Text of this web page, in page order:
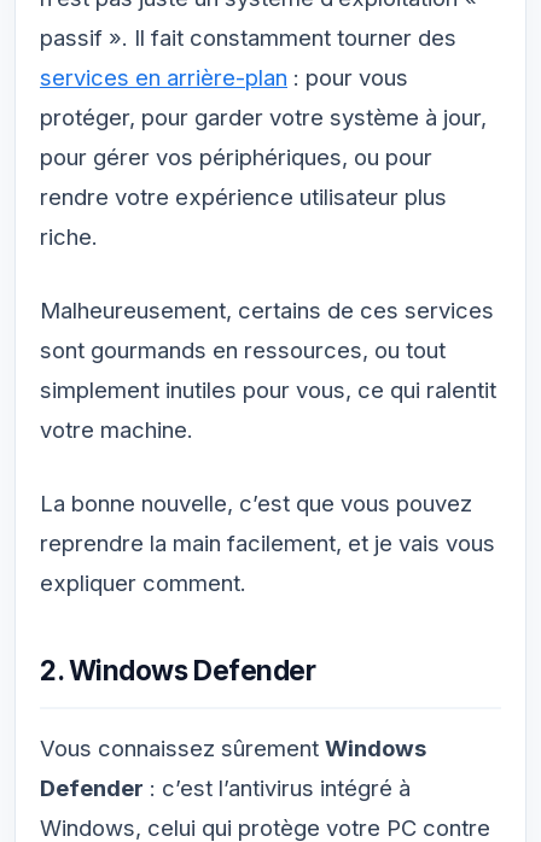
passif ». Il fait constamment tourner des
services en arrière-plan : pour vous
protéger, pour garder votre système à jour,
pour gérer vos périphériques, ou pour
rendre votre expérience utilisateur plus
riche.
Malheureusement, certains de ces services
sont gourmands en ressources, ou tout
simplement inutiles pour vous, ce qui ralentit
votre machine.
La bonne nouvelle, c’est que vous pouvez
reprendre la main facilement, et je vais vous
expliquer comment.
2. Windows Defender
Vous connaissez sûrement Windows
Defender : c’est l’antivirus intégré à
Windows, celui qui protège votre PC contre